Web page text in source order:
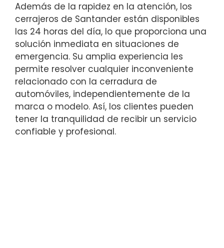
Además de la rapidez en la atención, los
cerrajeros de Santander están disponibles
las 24 horas del día, lo que proporciona una
solución inmediata en situaciones de
emergencia. Su amplia experiencia les
permite resolver cualquier inconveniente
relacionado con la cerradura de
automóviles, independientemente de la
marca o modelo. Así, los clientes pueden
tener la tranquilidad de recibir un servicio
confiable y profesional.